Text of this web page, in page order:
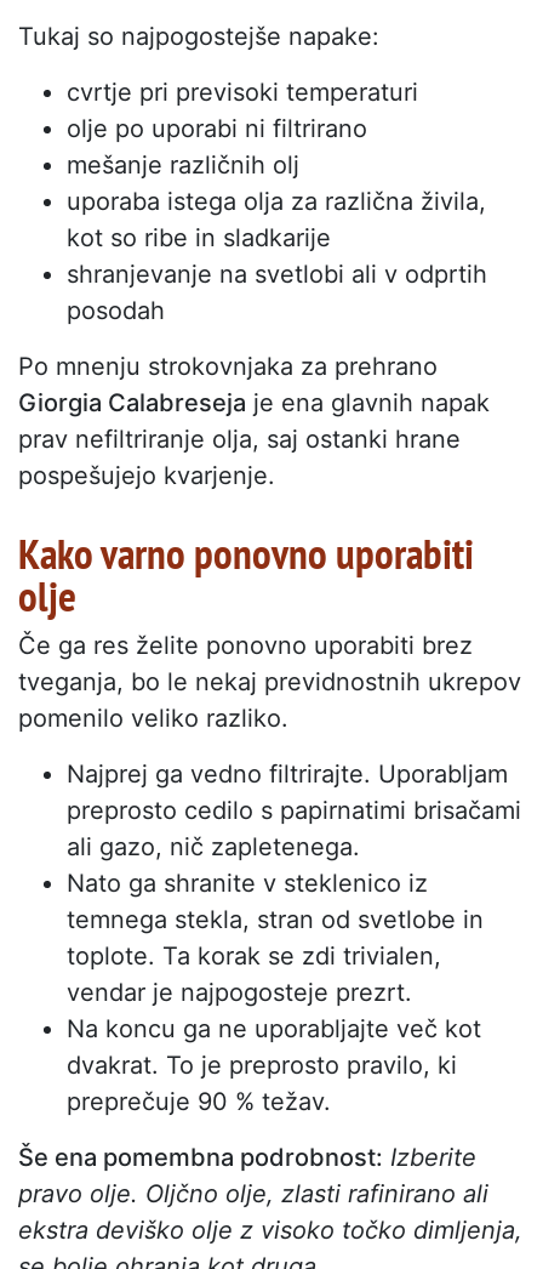
Tukaj so najpogostejše napake:
cvrtje pri previsoki temperaturi
olje po uporabi ni filtrirano
mešanje različnih olj
uporaba istega olja za različna živila,
kot so ribe in sladkarije
shranjevanje na svetlobi ali v odprtih
posodah
Po mnenju strokovnjaka za prehrano
Giorgia Calabreseja je ena glavnih napak
prav nefiltriranje olja, saj ostanki hrane
pospešujejo kvarjenje.
Kako varno ponovno uporabiti
olje
Če ga res želite ponovno uporabiti brez
tveganja, bo le nekaj previdnostnih ukrepov
pomenilo veliko razliko.
Najprej ga vedno filtrirajte. Uporabljam
preprosto cedilo s papirnatimi brisačami
ali gazo, nič zapletenega.
Nato ga shranite v steklenico iz
temnega stekla, stran od svetlobe in
toplote. Ta korak se zdi trivialen,
vendar je najpogosteje prezrt.
Na koncu ga ne uporabljajte več kot
dvakrat. To je preprosto pravilo, ki
preprečuje 90 % težav.
Še ena pomembna podrobnost: Izberite
pravo olje. Oljčno olje, zlasti rafinirano ali
ekstra deviško olje z visoko točko dimljenja,